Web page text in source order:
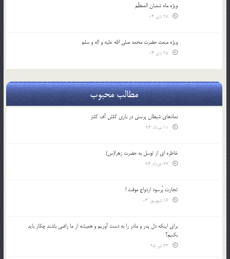
ویژه ماه شعبان المعظّم
ویژه مبعث حضرت محمد صلی الله علیه و اله و سلم
مطالب محبوب
نمادهای شیطان پرستی در بازی کلش آف کلنز
خاطره ای از توسل به حضرت زهرا(س)
تجارت پُرسود ازدواج موقت !
براي اينكه دل پدر و مادر را به دست آوريم و هميشه از ما راضي باشند چكار بايد
بكنيم؟